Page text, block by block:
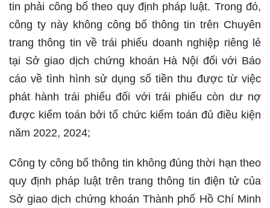
tin phải công bố theo quy định pháp luật. Trong đó,
công ty này không công bố thông tin trên Chuyên
trang thông tin về trái phiếu doanh nghiệp riêng lẻ
tại Sở giao dịch chứng khoán Hà Nội đối với Báo
cáo về tình hình sử dụng số tiền thu được từ việc
phát hành trái phiếu đối với trái phiếu còn dư nợ
được kiểm toán bởi tổ chức kiểm toán đủ điều kiện
năm 2022, 2024;
Công ty công bố thông tin không đúng thời hạn theo
quy định pháp luật trên trang thông tin điện tử của
Sở giao dịch chứng khoán Thành phố Hồ Chí Minh